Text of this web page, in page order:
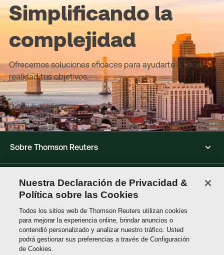
Simplificando la
complejidad
Ofrecemos soluciones eficaces para ayudarte a hacer
realidad tus objetivos.
Descubre cómo
Sobre Thomson Reuters
Soluciones
Contactos
Conéctate con nosotros
Nuestra Declaración de Privacidad &
Política sobre las Cookies
Todos los sitios web de Thomson Reuters utilizan cookies
para mejorar la experiencia online, brindar anuncios o
contendió personalizado y analizar nuestro tráfico. Usted
podrá gestionar sus preferencias a través de Configuración
de Cookies.